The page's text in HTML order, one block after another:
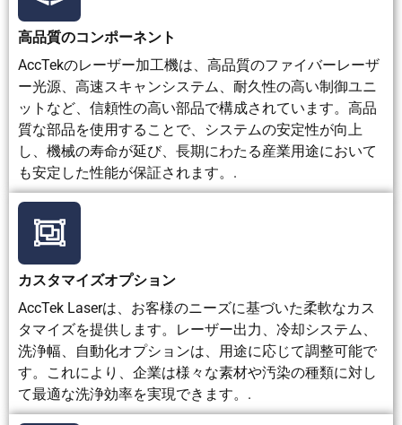
労
者
の
安
全
レーザー
安全メガ
ネ、囲
い、およ
び排煙装
置が必要
です。
防塵防護
具、防爆
スーツ、
および聴
覚保護具
が必要で
す。
の取り扱
いおよび
液体の安
全対策が
必要です
保護具の使
用、および
低温物質の
取り扱いに
は注意が必
要です。
騒
音
ル
システム
と抽出方
的低～中
程度
発破時の
低～中
圧縮空気噴
最
適
な
ア
プ
精密な錆
除去、溶
接部洗
浄、金型
洗浄、酸
ひどい
錆、スケ
ール、古
い塗膜の
除去、粗
小型精密
部品、医
療機器部
品、電子
部品、お
食品機器、
金型、生産
ライン、お
わない洗浄
高品質のコンポーネント
AccTekのレーザー加工機は、高品質のファイバーレーザ
ー光源、高速スキャンシステム、耐久性の高い制御ユニ
ットなど、信頼性の高い部品で構成されています。高品
質な部品を使用することで、システムの安定性が向上
し、機械の寿命が延び、長期にわたる産業用途において
も安定した性能が保証されます。.
カスタマイズオプション
AccTek Laserは、お客様のニーズに基づいた柔軟なカス
タマイズを提供します。レーザー出力、冷却システム、
洗浄幅、自動化オプションは、用途に応じて調整可能で
す。これにより、企業は様々な素材や汚染の種類に対し
て最適な洗浄効率を実現できます。.